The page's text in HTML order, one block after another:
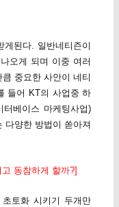
게된다. 일반네티즌이
오게 되며 이중 여러
중요한 사안이 네티
들어 KT의 사업중 하
베이스 마케팅사업)
다양한 방법이 쏟아져
동참하게 할까?]
토화 시키기 두개만